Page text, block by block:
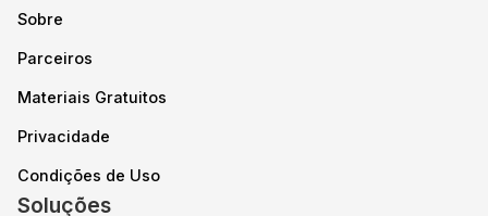
Sobre
Parceiros
Materiais Gratuitos
Privacidade
Condições de Uso
Soluções